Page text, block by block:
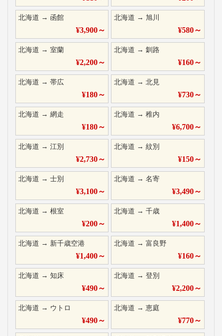
北海道 → 函館
¥3,900～
北海道 →旭川
¥580～
北海道 → 室蘭
¥2,200～
北海道 →釧路
¥160～
北海道 → 帯広
¥180～
北海道 →北見
¥730～
北海道 → 網走
¥180～
北海道 →稚内
¥6,700～
北海道 → 江別
¥2,730～
北海道 →紋別
¥150～
北海道 → 士別
¥3,100～
北海道 →名寄
¥3,490～
北海道 → 根室
¥200～
北海道 →千歳
¥1,400～
北海道 → 新千歳空港
¥1,400～
北海道 →富良野
¥160～
北海道 → 知床
¥490～
北海道 →登別
¥2,200～
北海道 → ウトロ
¥490～
北海道 →恵庭
¥770～